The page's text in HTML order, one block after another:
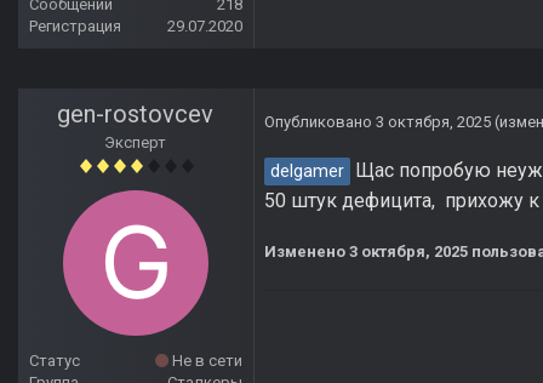
Сообщений
218
Регистрация
29.07.2020
gen-rostovcev
Эксперт
Статус
Не в сети
Опубликовано 3 октября, 2025
delgamer
Щас попробую
50 штук дефицита, прихожу
Изменено 3 октября, 2025